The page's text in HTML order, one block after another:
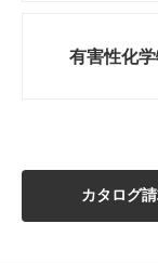
有害性化
カタログ